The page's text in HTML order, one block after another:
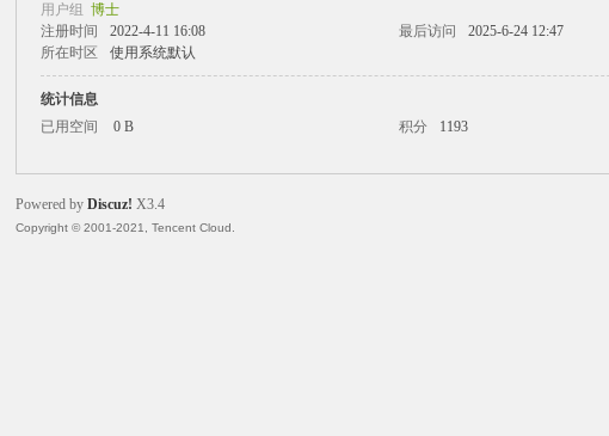
用户组博士
注册时间
2022-4-11 16:08 最后访问 2025-6-24 12:47
所在时区
使用系统默认
统计信息
已用空间
0 B 积分 1193
Powered byDiscuz! X3.4
Copyright © 2001-2021, Tencent Cloud.